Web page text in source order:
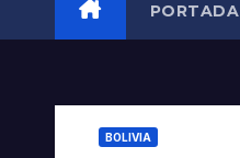
PORTADA
BOLIVIA